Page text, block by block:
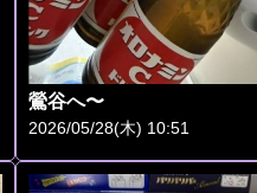
鶯谷へ〜
2026/05/28(木) 10:51